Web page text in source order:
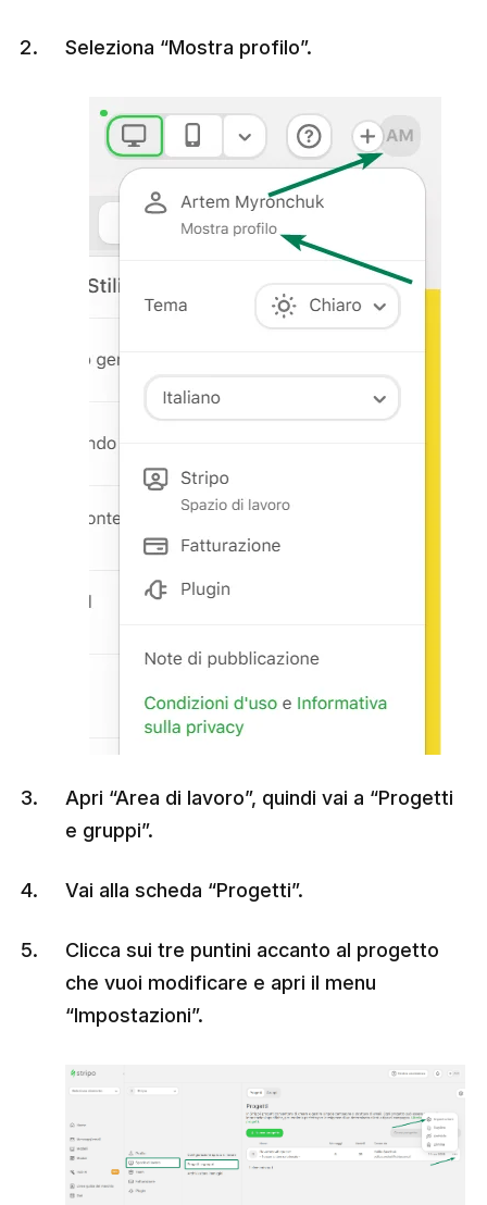
Seleziona “Mostra profilo”.
Apri “Area di lavoro”, quindi vai a “Progetti
e gruppi”.
Vai alla scheda “Progetti”.
Clicca sui tre puntini accanto al progetto
che vuoi modificare e apri il menu
“Impostazioni”.